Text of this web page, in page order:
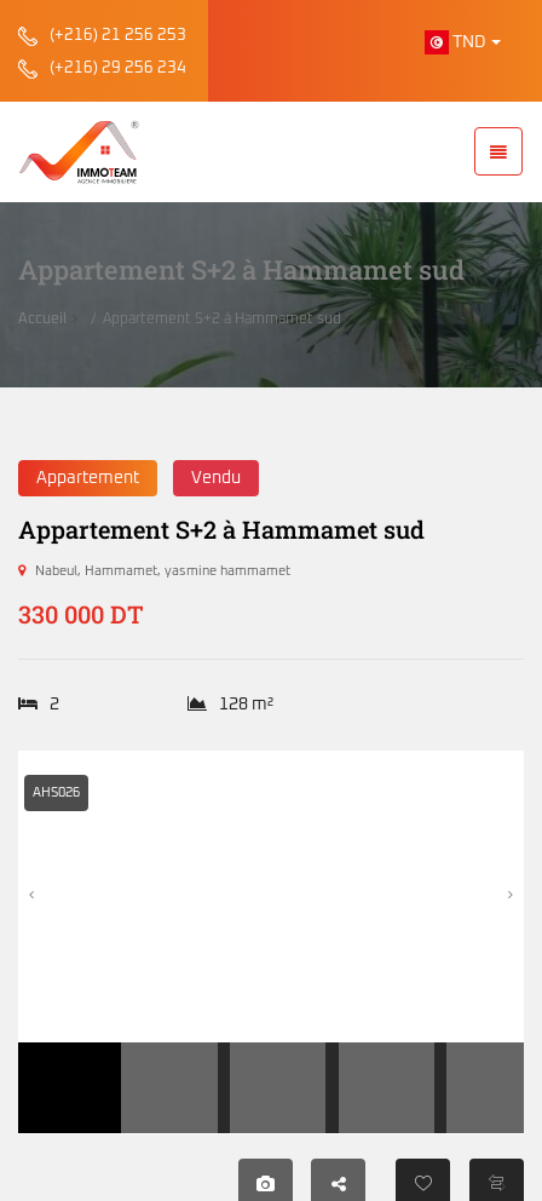
(+216) 21 256 253
(+216) 29 256 234
TND
Appartement S+2 à Hammamet sud
Accueil Appartement S+2 à Hammamet sud
Appartement Vendu
Appartement S+2 à Hammamet sud
Nabeul , Hammamet, yasmine hammamet
330 000 DT
2 128 m²
AHS026